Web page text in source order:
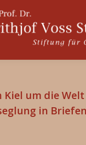
Kiel um die
in Briefen